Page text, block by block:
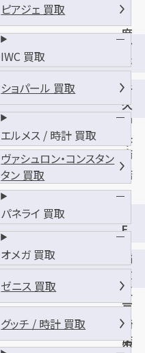
ル
麻
生
店
ひ
た
ち
野
う
し
く
西
店
牛
久
中
央
店
E
A
ド
ン
・
キ
ホ
稲
敷
江
戸
崎
店
ピアジェ 買取
IWC 買取
ショパール 買取
エルメス / 時計 買取
ヴァシュロン・コンスタン
タン 買取
パネライ 買取
オメガ 買取
ゼニス 買取
グッチ / 時計 買取